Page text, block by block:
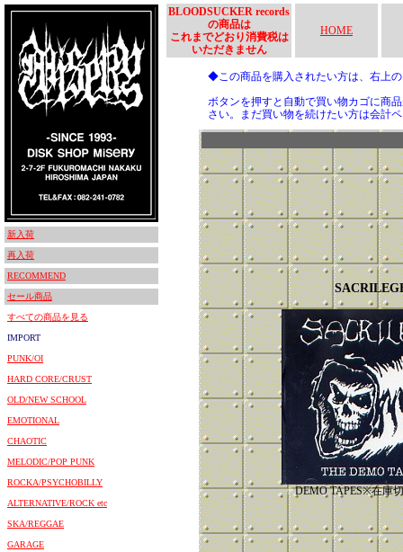
新入荷
再入荷
RECOMMEND
セール商品
すべての商品を見る
IMPORT
PUNK/OI
HARD CORE/CRUST
OLD/NEW SCHOOL
EMOTIONAL
CHAOTIC
MELODIC/POP PUNK
ROCKA/PSYCHOBILLY
ALTERNATIVE/ROCK etc
SKA/REGGAE
GARAGE
BLOODSUCKER records
の商品は
これまでどおり消費税は
いただきません
HOME
◆この商品を購入されたい方は、右上
ボタンを押すと自動で買い物カゴに商
さい。まだ買い物を続けたい方は会計
DEMO TAPES※在庫